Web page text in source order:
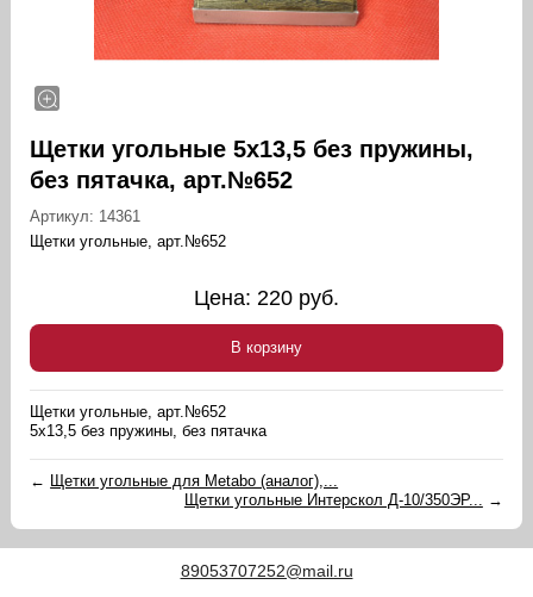
Щетки угольные 5х13,5 без пружины,
без пятачка, арт.№652
Артикул: 14361
Щетки угольные, арт.№652
Цена: 220 руб.
В корзину
Щетки угольные, арт.№652
5х13,5 без пружины, без пятачка
← Щетки угольные для Metabo (аналог),...
Щетки угольные Интерскол Д-10/350ЭР... →
89053707252@mail.ru